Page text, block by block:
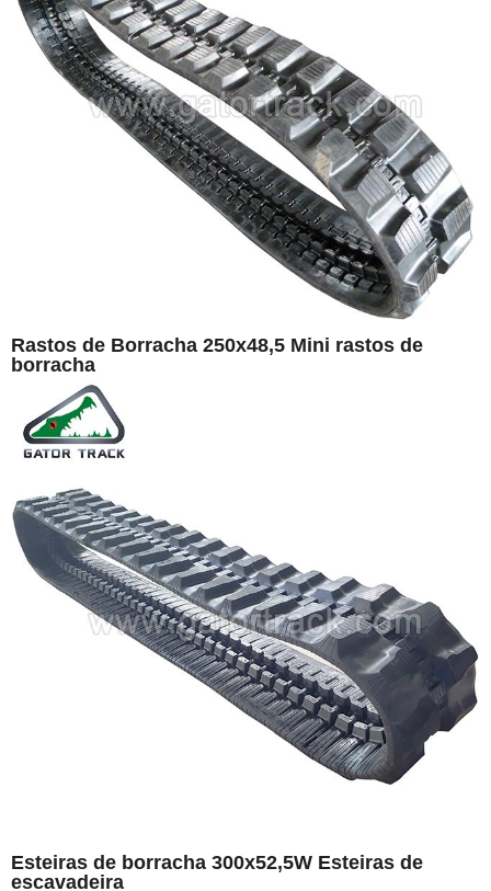
Rastos de Borracha 250x48,5 Mini rastos de
borracha
Esteiras de borracha 300x52,5W Esteiras de
escavadeira